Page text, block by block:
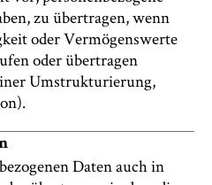
zu übertragen, wenn
oder Vermögenswerte
oder übertragen
Umstrukturierung,
Daten auch in